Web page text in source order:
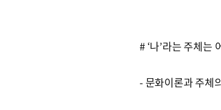
# ‘나’라는 주체는
- 문화이론과 주체